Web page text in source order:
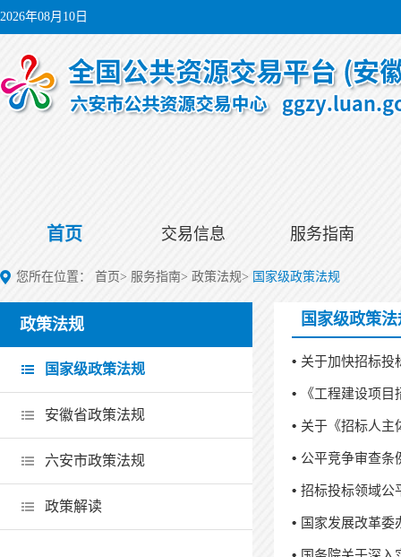
2026年08月10日
首页 交易信息 服务指南
您所在位置： 首页> 服务指南> 政策法规> 国家级政策法规
政策法规
国家级政策法规
安徽省政策法规
六安市政策法规
政策解读
国家级政策法
关于加快招标投
《工程建设项
关于《招标人主
公平竞争审查条
招标投标领域公
国家发展改革委